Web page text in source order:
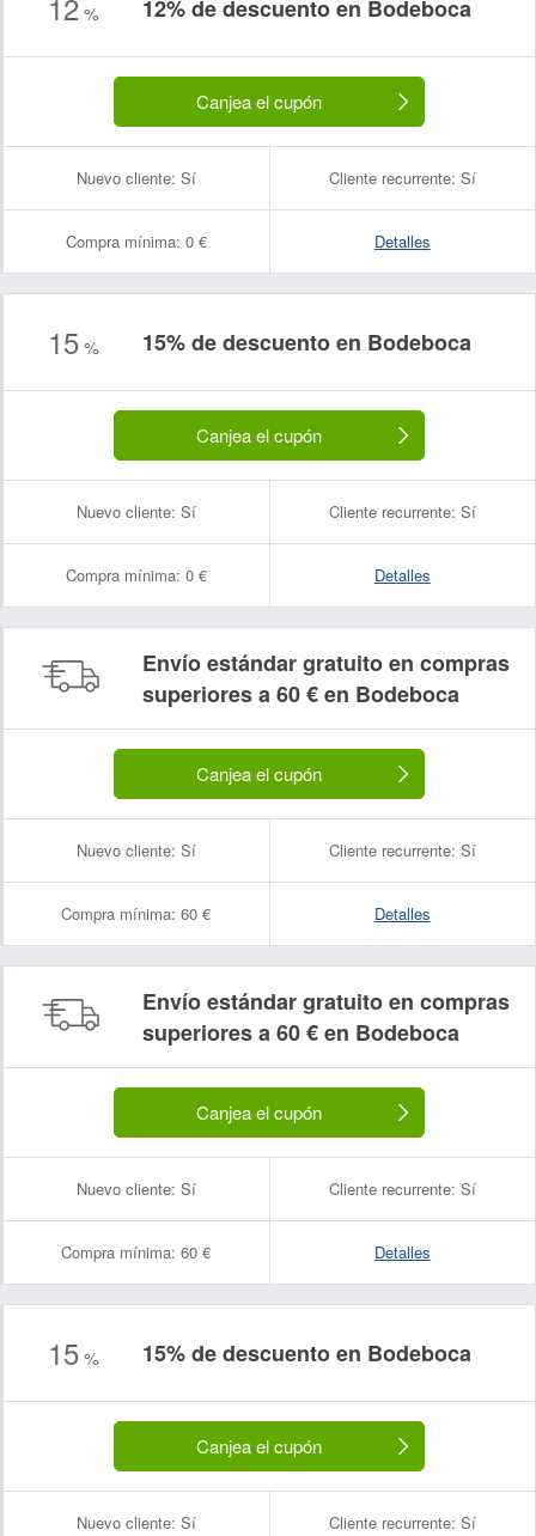
% 12% de descuento en Bodeboca
Canjea el cupón
Nuevo cliente: Sí Cliente recurrente: Sí
Compra mínima: 0 € Detalles
15 % 15% de descuento en Bodeboca
Canjea el cupón
Nuevo cliente: Sí Cliente recurrente: Sí
Compra mínima: 0 € Detalles
Envío estándar gratuito en compras
superiores a 60 € en Bodeboca
Canjea el cupón
Nuevo cliente: Sí Cliente recurrente: Sí
Compra mínima: 60 € Detalles
Envío estándar gratuito en compras
superiores a 60 € en Bodeboca
Canjea el cupón
Nuevo cliente: Sí Cliente recurrente: Sí
Compra mínima: 60 € Detalles
15 % 15% de descuento en Bodeboca
Canjea el cupón
Nuevo cliente: Sí Cliente recurrente: Sí
Nombre:
Correo electrónico: